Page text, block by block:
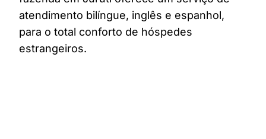
atendimento bilíngue, inglês e espanhol,
para o total conforto de hóspedes
estrangeiros.